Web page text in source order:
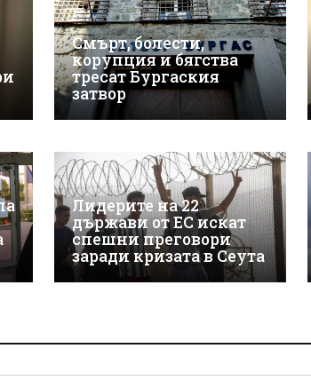
Смърт, болести,
корупция и бягства
тресат Бургаския
затвор
Лидерите на 22
държави от ЕС искат
спешни преговори
заради кризата в Сеута